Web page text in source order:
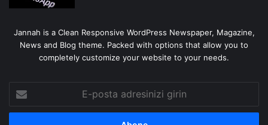
Jannah is a Clean Responsive WordPress Newspaper, Magazine,
News and Blog theme. Packed with options that allow you to
completely customize your website to your needs.
posta
adresinizi